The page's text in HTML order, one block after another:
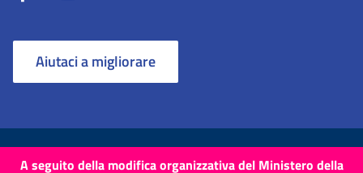
A seguito della modifica organizzativa del Ministero della
Aiutaci a migliorare
Termini e Condizioni Cookie Privacy Policy